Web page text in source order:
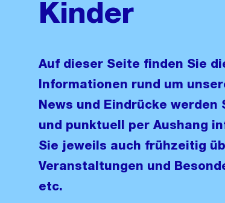
Kinder
Auf dieser Seite finden Sie
Informationen rund um
News und Eindrücke werden
und punktuell per Aushang
Sie jeweils auch frühzeitig
Veranstaltungen und
etc.